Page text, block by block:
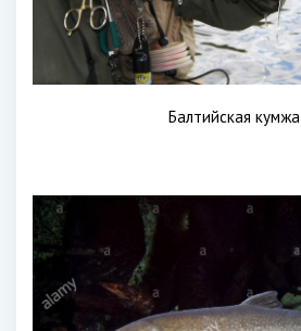
Балтийская кумжа